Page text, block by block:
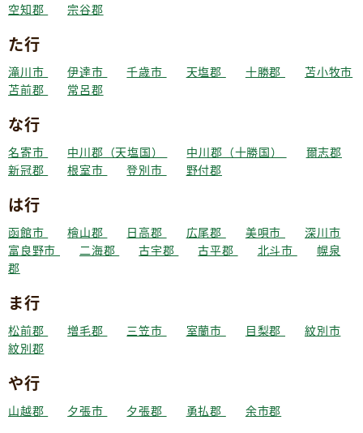
空知郡
宗谷郡
た行
滝川市 伊達市 千歳市 天塩郡 十勝郡
苫小牧市
苫前郡
常呂郡
な行
名寄市 中川郡（天塩国） 中川郡（十勝国）
爾志郡
新冠郡
根室市 登別市 野付郡
は行
函館市 檜山郡 日高郡 広尾郡 美唄市
深川市
富良野市
二海郡 古宇郡 古平郡 北斗市
幌泉
郡
ま行
松前郡 増毛郡 三笠市 室蘭市 目梨郡
紋別市
紋別郡
や行
山越郡 夕張市 夕張郡 勇払郡 余市郡